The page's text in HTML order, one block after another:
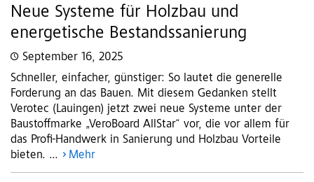
Neue Systeme für Holzbau und
energetische Bestandssanierung
September 16, 2025
Schneller, einfacher, günstiger: So lautet die generelle
Forderung an das Bauen. Mit diesem Gedanken stellt
Verotec (Lauingen) jetzt zwei neue Systeme unter der
Baustoffmarke „VeroBoard AllStar“ vor, die vor allem für
das Profi-Handwerk in Sanierung und Holzbau Vorteile
bieten. ...
Mehr